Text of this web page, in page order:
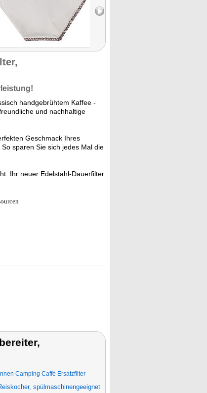
handgebrühtem Kaffee -
und nachhaltige
Geschmack Ihres
sparen Sie sich jedes Mal die
Ihr neuer Edelstahl-Dauerfilter
Camping Caffé Ersatzfilter
spülmaschinengeeignet